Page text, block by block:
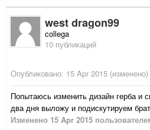
west dragon99
collega
10 публикаций
Опубликовано: 15 Apr 2015 (изменено)
Попытаюсь изменить дизайн герба и
два дня выложу и подискутируем
Изменено 15 Apr 2015